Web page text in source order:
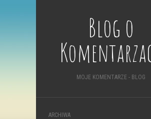
Blog o
MOJE KOMENTARZE - BLOG
ARCHIWA